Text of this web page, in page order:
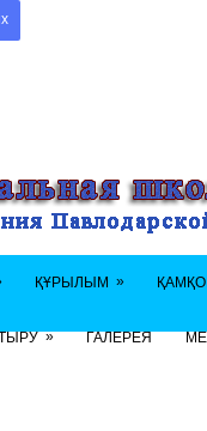
ҚҰРЫЛЫМ »
» ГАЛЕРЕЯ